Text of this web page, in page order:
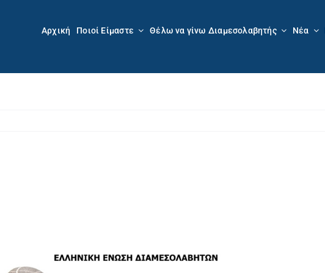
Αρχική Ποιοί Είμαστε Θέλω να γίνω Διαμεσολαβητής Νέα